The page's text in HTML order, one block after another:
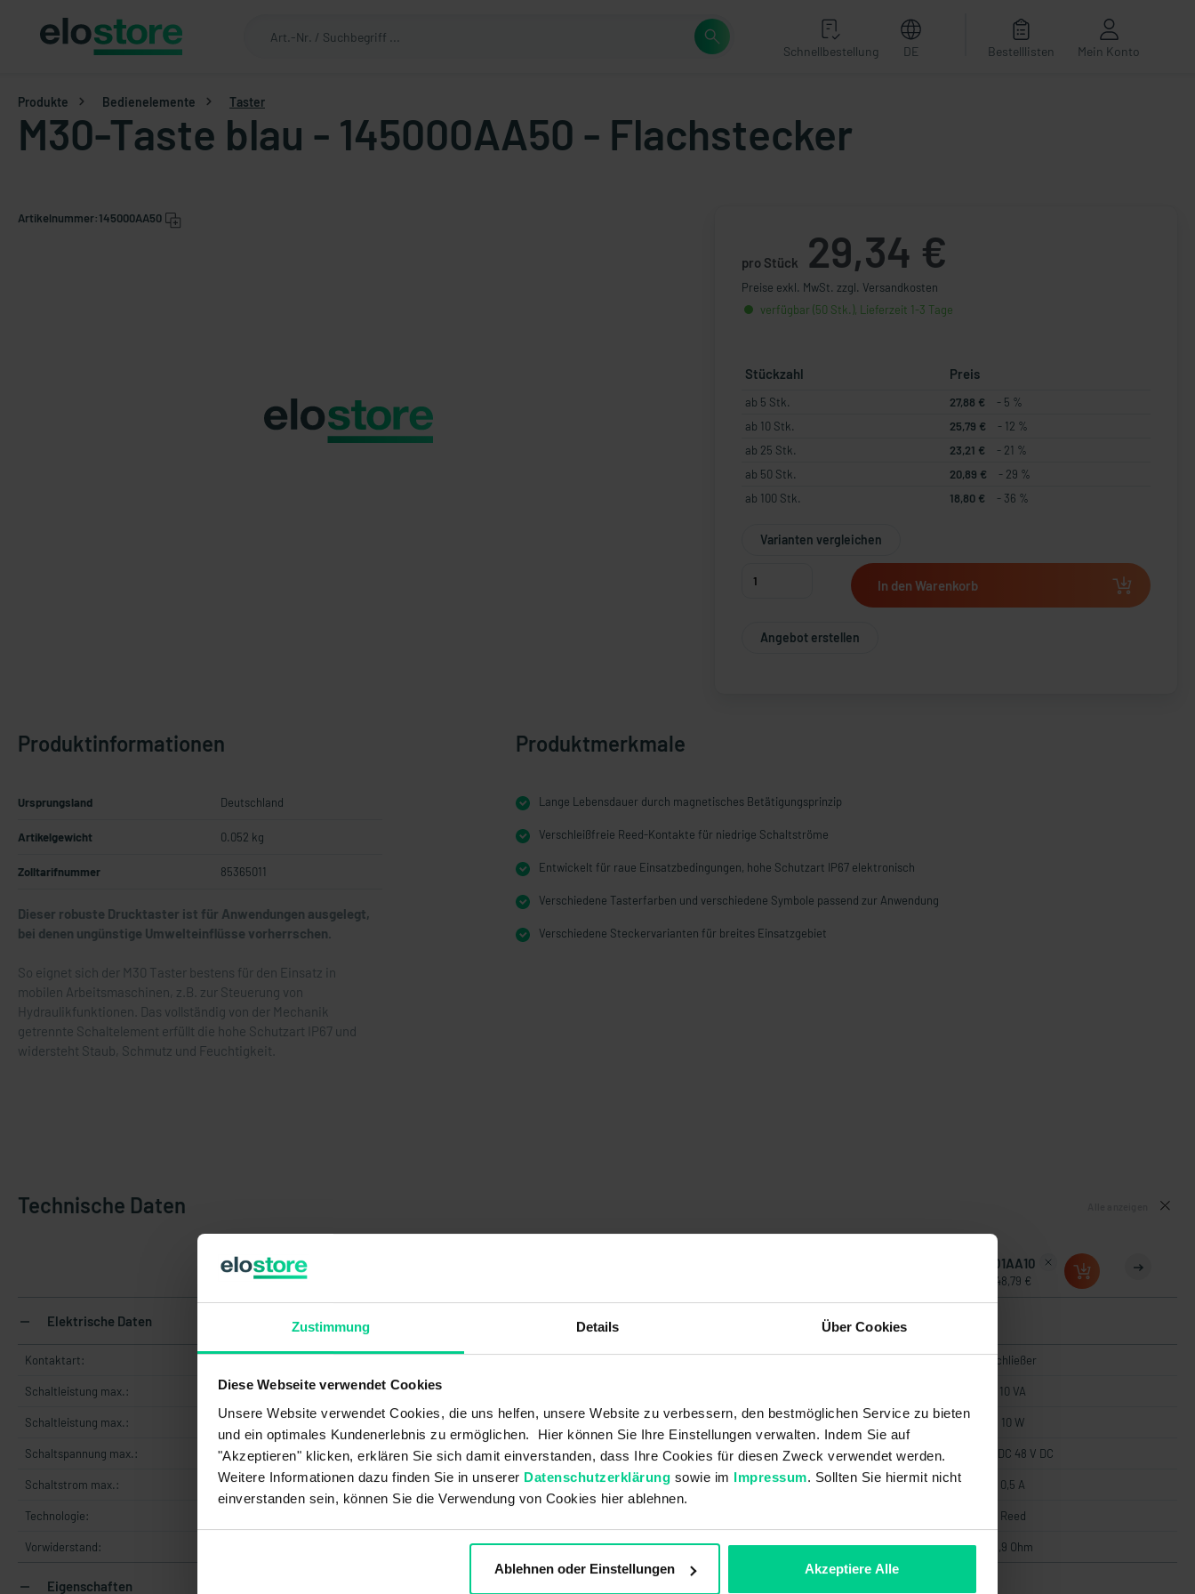
Zustimmung Details Über Cookies
Diese Webseite verwendet Cookies
Unsere Website verwendet Cookies, die uns helfen, unsere Website zu verbessern, den bestmöglichen Service zu bieten
und ein optimales Kundenerlebnis zu ermöglichen. Hier können Sie Ihre Einstellungen verwalten. Indem Sie auf
"Akzeptieren" klicken, erklären Sie sich damit einverstanden, dass Ihre Cookies für diesen Zweck verwendet werden.
Weitere Informationen dazu finden Sie in unserer Datenschutzerklärung sowie im Impressum. Sollten Sie hiermit nicht
einverstanden sein, können Sie die Verwendung von Cookies hier ablehnen.
Ablehnen oder Einstellungen Akzeptiere Alle
Schnellbestellung DE Bestelllisten Mein Konto
Produkte Bedienelemente Taster
M30-Taste blau - 145000AA50 - Flachstecker
Artikelnummer:145000AA50
pro Stück 29,34 €
Preise exkl. MwSt. zzgl. Versandkosten
verfügbar (50 Stk.), Lieferzeit 1-3 Tage
Stückzahl Preis
ab 5 Stk. 27,88 €
- 5 %
ab 10 Stk.
25,79 €
- 12 %
ab 25 Stk.
23,21 €
- 21 %
ab 50 Stk.
20,89 €
- 29 %
ab 100 Stk.
18,80 € - 36 %
Varianten vergleichen
In den Warenkorb
Angebot erstellen
Produktinformationen
Ursprungsland Deutschland
Artikelgewicht 0.052 kg
Zolltarifnummer 85365011
Dieser robuste Drucktaster ist für Anwendungen ausgelegt,
bei denen ungünstige Umwelteinflüsse vorherrschen.
So eignet sich der M30 Taster bestens für den Einsatz in
mobilen Arbeitsmaschinen, z.B. zur Steuerung von
Hydraulikfunktionen. Das vollständig von der Mechanik
getrennte Schaltelement erfüllt die hohe Schutzart IP67 und
widersteht Staub, Schmutz und Feuchtigkeit.
Produktmerkmale
Lange Lebensdauer durch magnetisches Betätigungsprinzip
Verschleißfreie Reed-Kontakte für niedrige Schaltströme
Entwickelt für raue Einsatzbedingungen, hohe Schutzart IP67 elektronisch
Verschiedene Tasterfarben und verschiedene Symbole passend zur Anwendung
Verschiedene Steckervarianten für breites Einsatzgebiet
Technische Daten
145101AA10
48,79 €
Elektrische Daten
Kontaktart: Schließer
Schaltleistung max.: 10 VA
Schaltleistung max.: 10 W 10 W 10 W
Schaltspannung max.: 36 V DC 36 V DC 36 V DC 48 V DC
Schaltstrom max.: 0,5 A 0,5 A 0,5 A
Technologie: Reed
Vorwiderstand: - - 3,9 Ohm
Eigenschaften